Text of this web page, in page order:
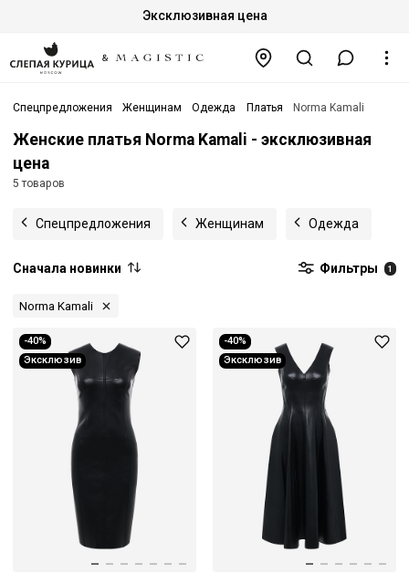
Эксклюзивная цена
Спецпредложения Женщинам Одежда Платья Norma Kamali
Женские платья Norma Kamali - эксклюзивная
цена
5 товаров
Спецпредложения Женщинам Одежда
Сначала новинки Фильтры 1
Norma Kamali
-40%
Эксклюзив
-40%
Эксклюзив